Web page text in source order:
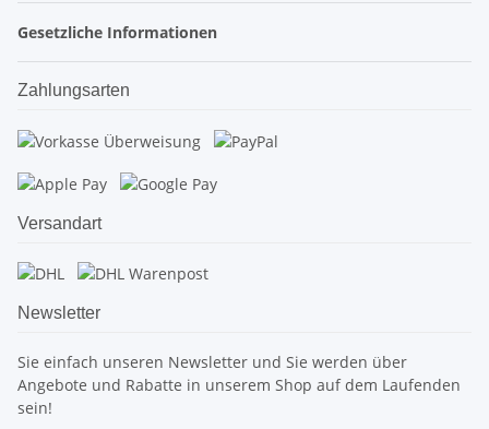
Gesetzliche Informationen
Zahlungsarten
Versandart
Newsletter
Sie einfach unseren Newsletter und Sie werden über
Angebote und Rabatte in unserem Shop auf dem Laufenden
sein!